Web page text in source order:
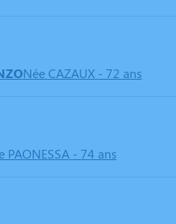
Née CAZAUX - 72 ans
PAONESSA - 74 ans